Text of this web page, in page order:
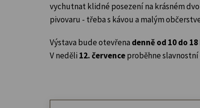
vychutnat klidné posezení na krásném
pivovaru - třeba s kávou a malým
Výstava bude otevřena denně od 10 do
V neděli 12. červenceproběhne slavnostní